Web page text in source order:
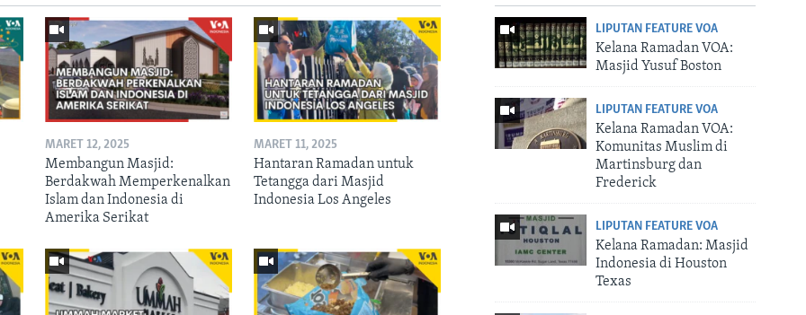
LIPUTAN FEATURE VOA
Kelana Ramadan VOA:
Masjid Yusuf Boston
LIPUTAN FEATURE VOA
Kelana Ramadan VOA:
Komunitas Muslim di
Martinsburg dan
Frederick
LIPUTAN FEATURE VOA
Kelana Ramadan: Masjid
Indonesia di Houston
Texas
MARET 12, 2025
Membangun Masjid:
Berdakwah Memperkenalkan
Islam dan Indonesia di
Amerika Serikat
MARET 11, 2025
Hantaran Ramadan untuk
Tetangga dari Masjid
Indonesia Los Angeles